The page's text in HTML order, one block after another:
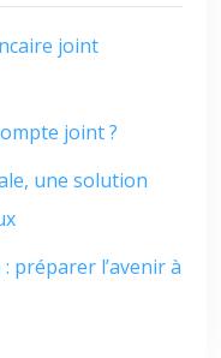
joint
joint ?
une solution
préparer l’avenir à